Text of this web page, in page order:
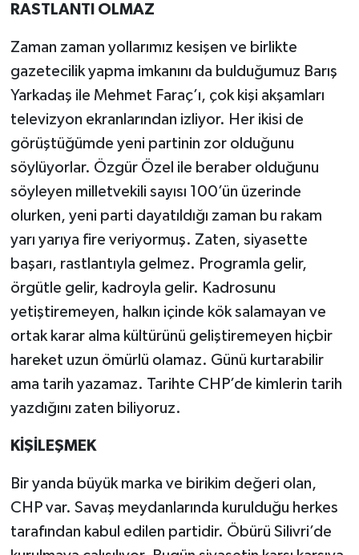
RASTLANTI OLMAZ
Zaman zaman yollarımız kesişen ve birlikte
gazetecilik yapma imkanını da bulduğumuz Barış
Yarkadaş ile Mehmet Faraç’ı, çok kişi akşamları
televizyon ekranlarından izliyor. Her ikisi de
görüştüğümde yeni partinin zor olduğunu
söylüyorlar. Özgür Özel ile beraber olduğunu
söyleyen milletvekili sayısı 100’ün üzerinde
olurken, yeni parti dayatıldığı zaman bu rakam
yarı yarıya fire veriyormuş. Zaten, siyasette
başarı, rastlantıyla gelmez. Programla gelir,
örgütle gelir, kadroyla gelir. Kadrosunu
yetiştiremeyen, halkın içinde kök salamayan ve
ortak karar alma kültürünü geliştiremeyen hiçbir
hareket uzun ömürlü olamaz. Günü kurtarabilir
ama tarih yazamaz. Tarihte CHP’de kimlerin tarih
yazdığını zaten biliyoruz.
KİŞİLEŞMEK
Bir yanda büyük marka ve birikim değeri olan,
CHP var. Savaş meydanlarında kurulduğu herkes
tarafından kabul edilen partidir. Öbürü Silivri’de